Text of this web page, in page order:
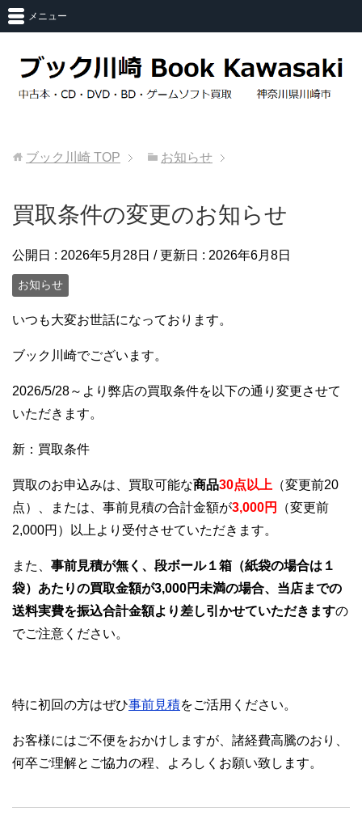
メニュー
ブック川崎 TOP お知らせ
買取条件の変更のお知らせ
公開日 : 2026年5月28日 / 更新日 : 2026年6月8日
お知らせ
いつも大変お世話になっております。
ブック川崎でございます。
2026/5/28～より弊店の買取条件を以下の通り変更させて
いただきます。
新：買取条件
買取のお申込みは、買取可能な商品30点以上 （変更前20
点）、または、事前見積の合計金額が3,000円
（変更前
2,000円）以上より受付させていただきます。
また、 事前見積が無く、段ボール１箱（紙袋の場合は１
袋）あたりの買取金額が3,000円未満の場合、当店までの
送料実費を振込合計金額より差し引かせていただきますの
でご注意ください。
特に初回の方はぜひ事前見積をご活用ください。
お客様にはご不便をおかけしますが、諸経費高騰のおり、
何卒ご理解とご協力の程、よろしくお願い致します。